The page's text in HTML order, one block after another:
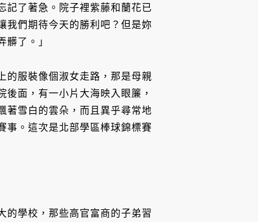
記了著急。院子裡紫藤和蘭花已
我們期待今天的勝利吧？但是妳
髒了。」
的服裝像個淑女走路，那是母親
面，有一小片大海映入眼簾，
著雪白的雲朵，而且異乎尋常地
事。這次是北部學區棒球錦標賽
的學校，那些高官富商的子弟習